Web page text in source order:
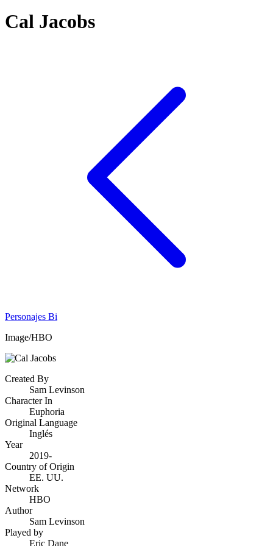
Cal Jacobs
Personajes Bi
Image/HBO
Created By
Sam Levinson
Character In
Euphoria
Original Language
Inglés
Year
2019-
Country of Origin
EE. UU.
Network
HBO
Author
Sam Levinson
Played by
Eric Dane